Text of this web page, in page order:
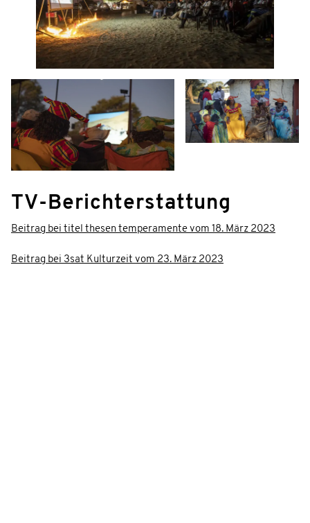
TV-Berichterstattung
Beitrag bei titel thesen temperamente vom 18. März 2023
Beitrag bei 3sat Kulturzeit vom 23. März 2023